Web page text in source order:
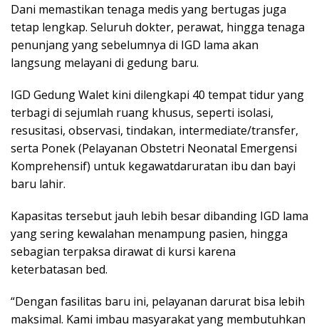
Dani memastikan tenaga medis yang bertugas juga
tetap lengkap. Seluruh dokter, perawat, hingga tenaga
penunjang yang sebelumnya di IGD lama akan
langsung melayani di gedung baru.
IGD Gedung Walet kini dilengkapi 40 tempat tidur yang
terbagi di sejumlah ruang khusus, seperti isolasi,
resusitasi, observasi, tindakan, intermediate/transfer,
serta Ponek (Pelayanan Obstetri Neonatal Emergensi
Komprehensif) untuk kegawatdaruratan ibu dan bayi
baru lahir.
Kapasitas tersebut jauh lebih besar dibanding IGD lama
yang sering kewalahan menampung pasien, hingga
sebagian terpaksa dirawat di kursi karena
keterbatasan bed.
“Dengan fasilitas baru ini, pelayanan darurat bisa lebih
maksimal. Kami imbau masyarakat yang membutuhkan